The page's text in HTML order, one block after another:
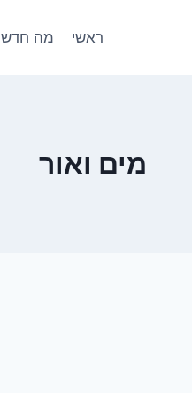
ראשי מה חדש
מים ואור